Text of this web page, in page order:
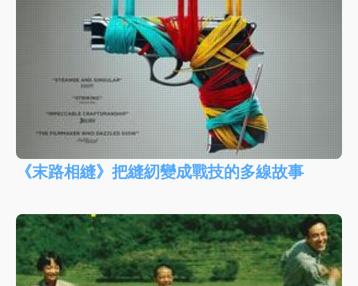
《末路相縫》把縫紉變成戰技的多線故事